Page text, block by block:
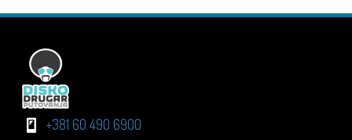
+381 60 490 6900